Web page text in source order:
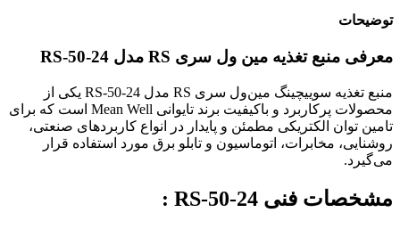
توضیحات
معرفی منبع تغذیه مین ول سری RS مدل RS-50-24
منبع تغذیه سوییچینگ مین‌ول سری RS مدل RS-50-24 یکی از
محصولات پرکاربرد و باکیفیت برند تایوانی Mean Well است که برای
تامین توان الکتریکی مطمئن و پایدار در انواع کاربردهای صنعتی،
روشنایی، مخابرات، اتوماسیون و تابلو برق مورد استفاده قرار
می‌گیرد.
مشخصات فنی RS-50-24 :